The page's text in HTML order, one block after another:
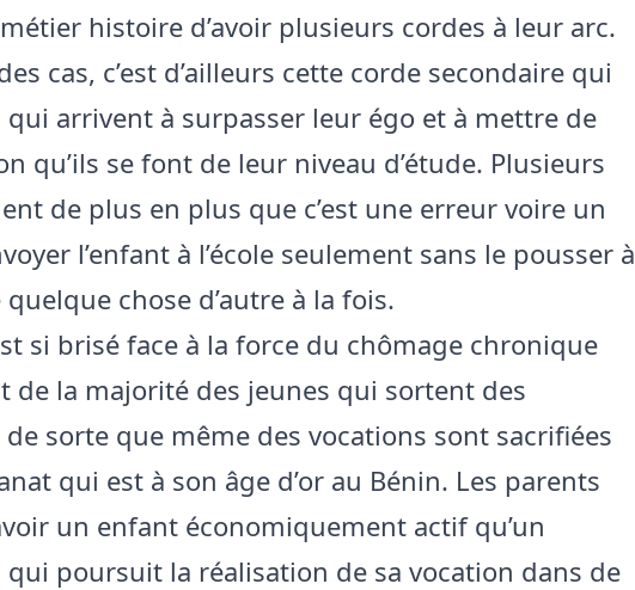
histoire d’avoir plusieurs cordes à leur arc.
cas, c’est d’ailleurs cette corde secondaire qui
qui arrivent à surpasser leur égo et à mettre de
qu’ils se font de leur niveau d’étude. Plusieurs
de plus en plus que c’est une erreur voire un
l’enfant à l’école seulement sans le pousser à
chose d’autre à la fois.
si brisé face à la force du chômage chronique
de la majorité des jeunes qui sortent des
sorte que même des vocations sont sacrifiées
qui est à son âge d’or au Bénin. Les parents
un enfant économiquement actif qu’un
poursuit la réalisation de sa vocation dans de